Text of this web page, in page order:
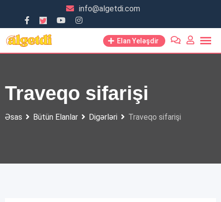
content
info@algetdi.com
Elan Yeləşdir
Traveqo sifarişi
Əsas Bütün Elanlar Digərləri Traveqo sifarişi